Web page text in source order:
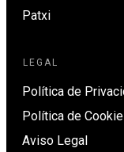
Patxi
LEGAL
Política de
Política de
Aviso Legal